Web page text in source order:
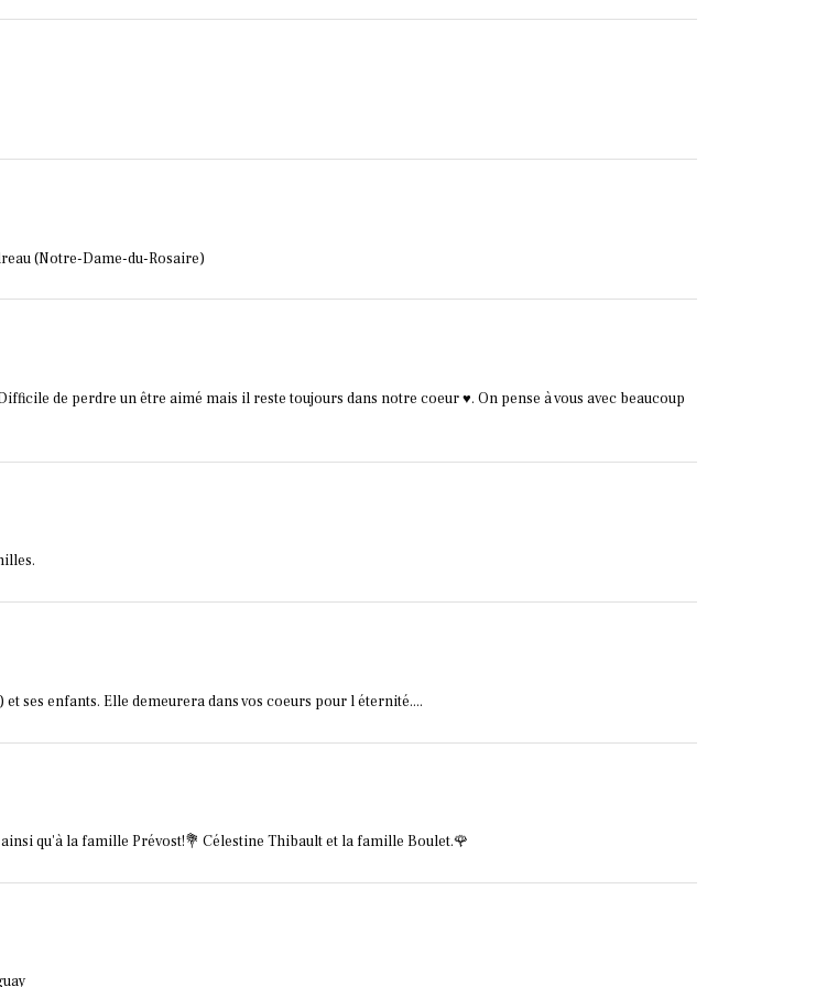
(Notre-Dame-du-Rosaire)
de perdre un être aimé mais il reste toujours dans notre coeur ♥️. On pense à vous avec beaucoup
ses enfants. Elle demeurera dans vos coeurs pour l éternité....
qu'à la famille Prévost!💐 Célestine Thibault et la famille Boulet.🌹